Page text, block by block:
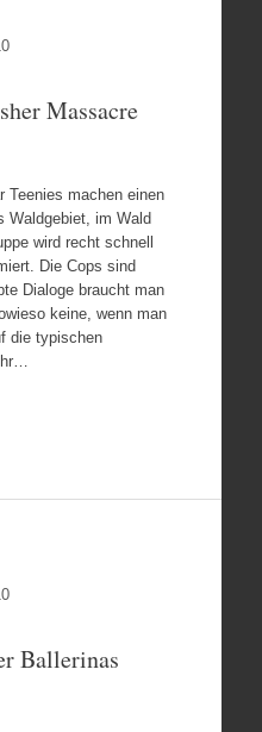
Massacre
Teenies machen einen
Waldgebiet, im Wald
wird recht schnell
Die Cops sind
Dialoge braucht man
keine, wenn man
die typischen
Ballerinas